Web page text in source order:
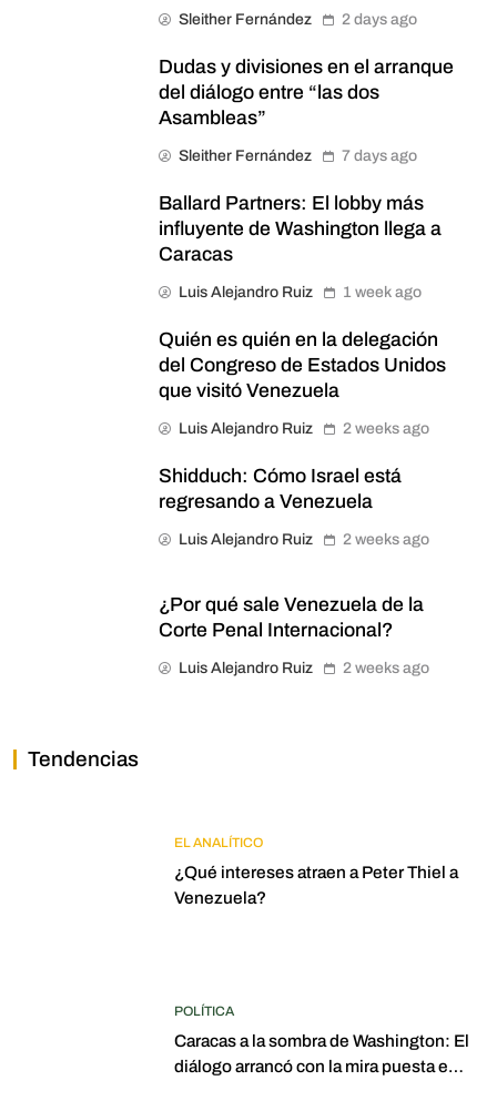
Sleither Fernández 2 days ago
Dudas y divisiones en el arranque
del diálogo entre “las dos
Asambleas”
Sleither Fernández 7 days ago
Ballard Partners: El lobby más
influyente de Washington llega a
Caracas
Luis Alejandro Ruiz 1 week ago
Quién es quién en la delegación
del Congreso de Estados Unidos
que visitó Venezuela
Luis Alejandro Ruiz 2 weeks ago
Shidduch: Cómo Israel está
regresando a Venezuela
Luis Alejandro Ruiz 2 weeks ago
¿Por qué sale Venezuela de la
Corte Penal Internacional?
Luis Alejandro Ruiz 2 weeks ago
Tendencias
EL ANALÍTICO
¿Qué intereses atraen a Peter Thiel a
Venezuela?
POLÍTICA
Caracas a la sombra de Washington: El
diálogo arrancó con la mira puesta en